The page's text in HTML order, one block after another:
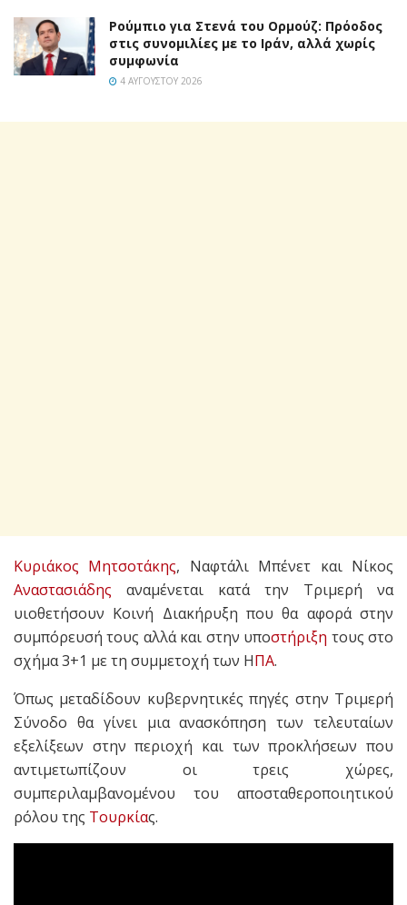
Ρούμπιο για Στενά του Ορμούζ: Πρόοδος
στις συνομιλίες με το Ιράν, αλλά χωρίς
συμφωνία
4 ΑΥΓΟΎΣΤΟΥ 2026
Κυριάκος Μητσοτάκης, Ναφτάλι Μπένετ και Νίκος
Αναστασιάδης αναμένεται κατά την Τριμερή να
υιοθετήσουν Κοινή Διακήρυξη που θα αφορά στην
συμπόρευσή τους αλλά και στην υποστήριξη τους στο
σχήμα 3+1 με τη συμμετοχή των ΗΠΑ.
Όπως μεταδίδουν κυβερνητικές πηγές στην Τριμερή
Σύνοδο θα γίνει μια ανασκόπηση των τελευταίων
εξελίξεων στην περιοχή και των προκλήσεων που
αντιμετωπίζουν οι τρεις χώρες,
συμπεριλαμβανομένου του αποσταθεροποιητικού
ρόλου της Τουρκίας.